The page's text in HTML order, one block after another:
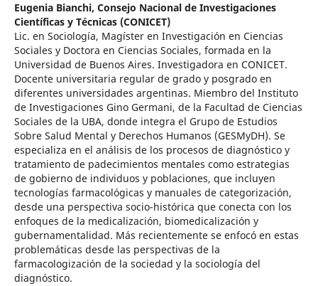
Eugenia Bianchi, Consejo Nacional de Investigaciones
Científicas y Técnicas (CONICET)
Lic. en Sociología, Magíster en Investigación en Ciencias
Sociales y Doctora en Ciencias Sociales, formada en la
Universidad de Buenos Aires. Investigadora en CONICET.
Docente universitaria regular de grado y posgrado en
diferentes universidades argentinas. Miembro del Instituto
de Investigaciones Gino Germani, de la Facultad de Ciencias
Sociales de la UBA, donde integra el Grupo de Estudios
Sobre Salud Mental y Derechos Humanos (GESMyDH). Se
especializa en el análisis de los procesos de diagnóstico y
tratamiento de padecimientos mentales como estrategias
de gobierno de individuos y poblaciones, que incluyen
tecnologías farmacológicas y manuales de categorización,
desde una perspectiva socio-histórica que conecta con los
enfoques de la medicalización, biomedicalización y
gubernamentalidad. Más recientemente se enfocó en estas
problemáticas desde las perspectivas de la
farmacologización de la sociedad y la sociología del
diagnóstico.